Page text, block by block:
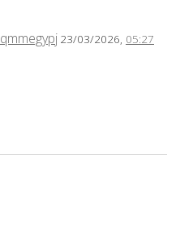
qmmegypj 23/03/2026, 05:27